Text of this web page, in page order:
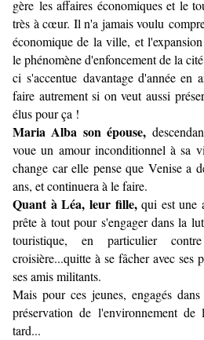
gère les affaires économiques et le
très à cœur. Il n'a jamais voulu
économique de la ville, et
le phénomène d'enfoncement de la
ci s'accentue davantage d'année en
faire autrement si on veut aussi
élus pour ça !
Maria Alba son épouse,
voue un amour inconditionnel à sa
change car elle pense que Venise a
ans, et continuera à le faire.
Quant à Léa, leur fille,qui est une
prête à tout pour s'engager dans la
touristique, en particulier
croisière...quitte à se fâcher avec ses
ses amis militants.
Mais pour ces jeunes, engagés
préservation de l'environnement
tard...